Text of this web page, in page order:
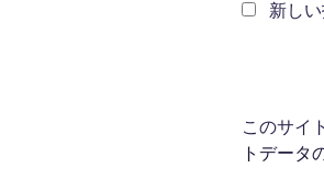
新し
このサイ
トデータ